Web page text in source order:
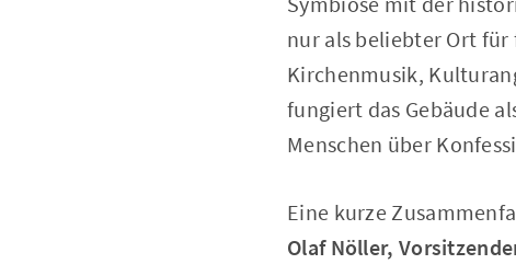
nur als beliebter Ort für
Kirchenmusik,
fungiert das Gebäude
Menschen über
Eine kurze
Olaf Nöller,